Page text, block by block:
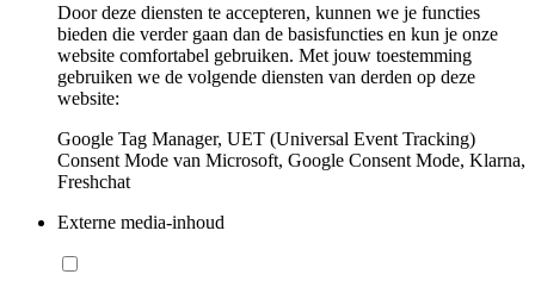
Door deze diensten te accepteren, kunnen we je functies
bieden die verder gaan dan de basisfuncties en kun je onze
website comfortabel gebruiken. Met jouw toestemming
gebruiken we de volgende diensten van derden op deze
website:
Google Tag Manager, UET (Universal Event Tracking)
Consent Mode van Microsoft, Google Consent Mode, Klarna,
Freshchat
Externe media-inhoud